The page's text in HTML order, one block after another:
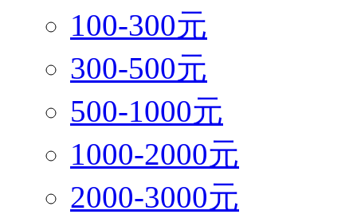
100-300元
300-500元
500-1000元
1000-2000元
2000-3000元